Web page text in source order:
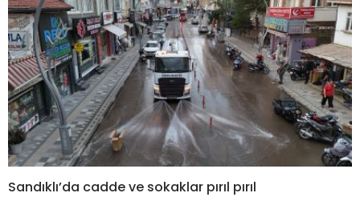
Sandıklı’da cadde ve sokaklar pırıl pırıl